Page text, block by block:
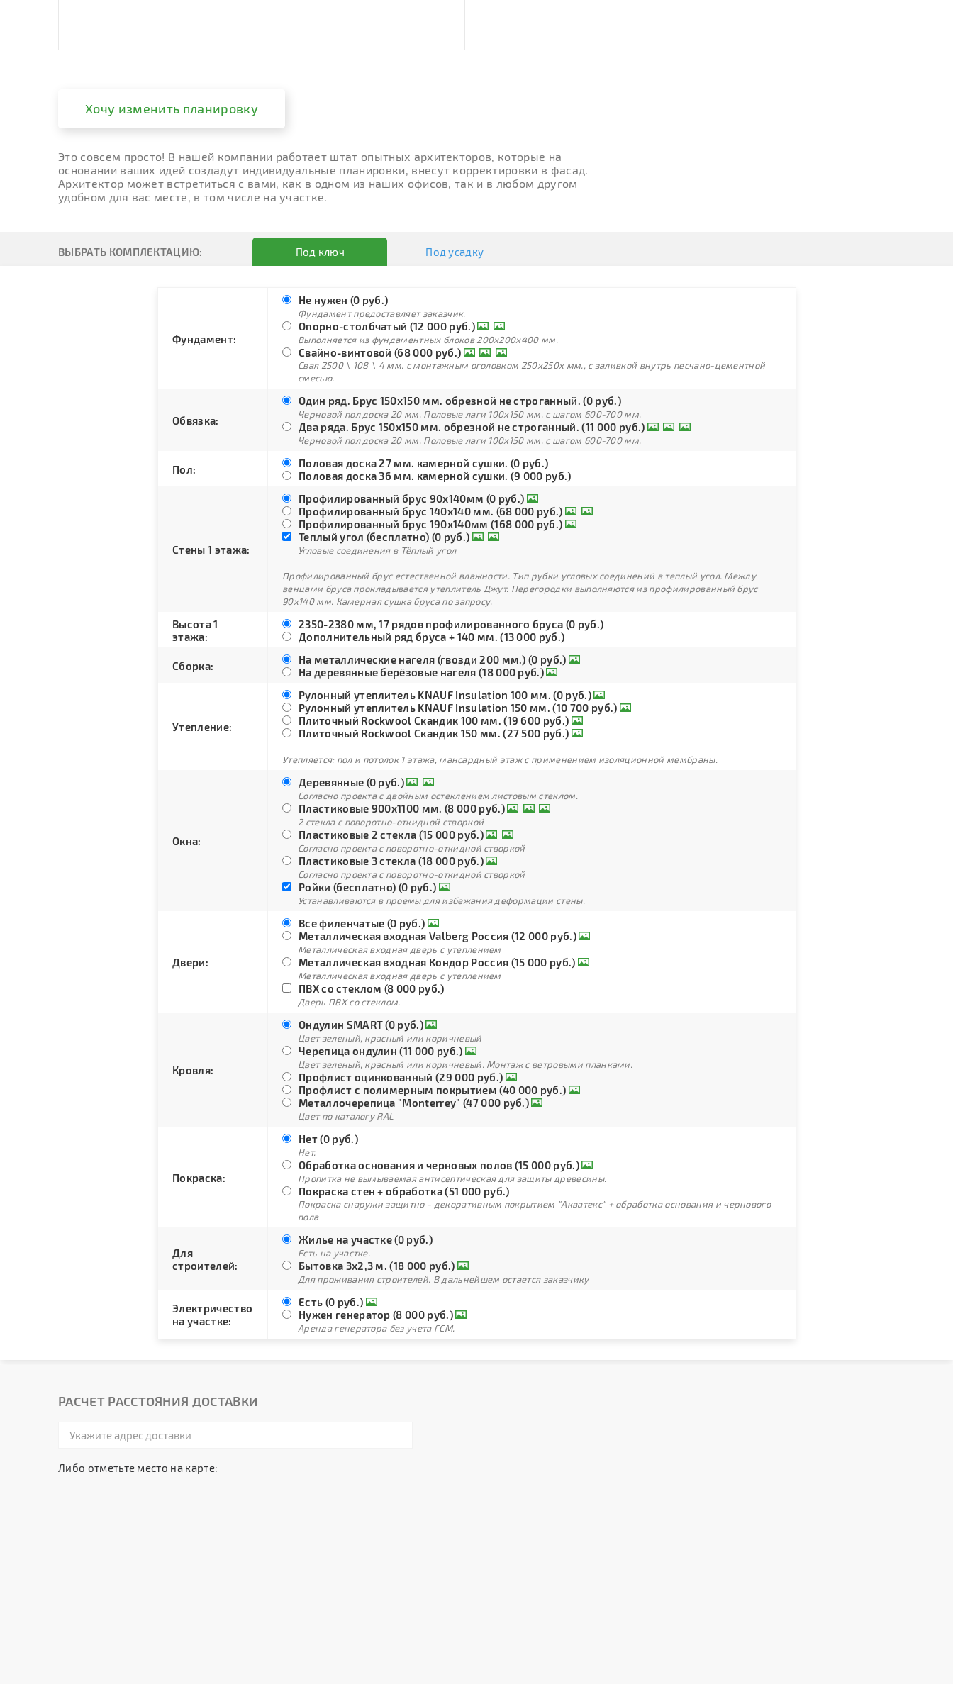
Хочу изменить планировку
Это совсем просто! В нашей компании работает штат опытных архитекторов, которые на
основании ваших идей создадут индивидуальные планировки, внесут корректировки в фасад.
Архитектор может встретиться с вами, как в одном из наших офисов, так и в любом другом
удобном для вас месте, в том числе на участке.
ВЫБРАТЬ КОМПЛЕКТАЦИЮ: Под ключ Под усадку
Фундамент:
Не нужен (0 руб.)
Фундамент предоставляет заказчик.
Опорно-столбчатый (12 000 руб.)
Выполняется из фундаментных блоков 200х200х400 мм.
Свайно-винтовой (68 000 руб.)
Свая 2500 \ 108 \ 4 мм. с монтажным оголовком 250х250х мм., с заливкой внутрь песчано-цементной
смесью.
Обвязка:
Один ряд. Брус 150х150 мм. обрезной не строганный. (0 руб.)
Черновой пол доска 20 мм. Половые лаги 100х150 мм. с шагом 600-700 мм.
Два ряда. Брус 150х150 мм. обрезной не строганный. (11 000 руб.)
Черновой пол доска 20 мм. Половые лаги 100х150 мм. с шагом 600-700 мм.
Пол:
Половая доска 27 мм. камерной сушки. (0 руб.)
Половая доска 36 мм. камерной сушки. (9 000 руб.)
Стены 1 этажа:
Профилированный брус 90х140мм (0 руб.)
Профилированный брус 140х140 мм. (68 000 руб.)
Профилированный брус 190х140мм (168 000 руб.)
Теплый угол (бесплатно) (0 руб.)
Угловые соединения в Тёплый угол
Профилированный брус естественной влажности. Тип рубки угловых соединений в теплый угол. Между
венцами бруса прокладывается утеплитель Джут. Перегородки выполняются из профилированный брус
90х140 мм. Камерная сушка бруса по запросу.
Высота 1
этажа:
2350-2380 мм, 17 рядов профилированного бруса (0 руб.)
Дополнительный ряд бруса + 140 мм. (13 000 руб.)
Сборка:
На металлические нагеля (гвозди 200 мм.) (0 руб.)
На деревянные берёзовые нагеля (18 000 руб.)
Утепление:
Рулонный утеплитель KNAUF Insulation 100 мм. (0 руб.)
Рулонный утеплитель KNAUF Insulation 150 мм. (10 700 руб.)
Плиточный Rockwool Скандик 100 мм. (19 600 руб.)
Плиточный Rockwool Скандик 150 мм. (27 500 руб.)
Утепляется: пол и потолок 1 этажа, мансардный этаж с применением изоляционной мембраны.
Окна:
Деревянные (0 руб.)
Согласно проекта с двойным остеклением листовым стеклом.
Пластиковые 900х1100 мм. (8 000 руб.)
2 стекла с поворотно-откидной створкой
Пластиковые 2 стекла (15 000 руб.)
Согласно проекта с поворотно-откидной створкой
Пластиковые 3 стекла (18 000 руб.)
Согласно проекта с поворотно-откидной створкой
Ройки (бесплатно) (0 руб.)
Устанавливаются в проемы для избежания деформации стены.
Двери:
Все филенчатые (0 руб.)
Металлическая входная Valberg Россия (12 000 руб.)
Металлическая входная дверь с утеплением
Металлическая входная Кондор Россия (15 000 руб.)
Металлическая входная дверь с утеплением
ПВХ со стеклом (8 000 руб.)
Дверь ПВХ со стеклом.
Кровля:
Ондулин SMART (0 руб.)
Цвет зеленый, красный или коричневый
Черепица ондулин (11 000 руб.)
Цвет зеленый, красный или коричневый. Монтаж с ветровыми планками.
Профлист оцинкованный (29 000 руб.)
Профлист с полимерным покрытием (40 000 руб.)
Металлочерепица "Monterrey" (47 000 руб.)
Цвет по каталогу RAL
Покраска:
Нет (0 руб.)
Нет.
Обработка основания и черновых полов (15 000 руб.)
Пропитка не вымываемая антисептическая для защиты древесины.
Покраска стен + обработка (51 000 руб.)
Покраска снаружи защитно - декоративным покрытием "Акватекс" + обработка основания и чернового
пола
Для
строителей:
Жилье на участке (0 руб.)
Есть на участке.
Бытовка 3х2,3 м. (18 000 руб.)
Для проживания строителей. В дальнейшем остается заказчику
Электричество
на участке:
Есть (0 руб.)
Нужен генератор (8 000 руб.)
Аренда генератора без учета ГСМ.
РАСЧЕТ РАССТОЯНИЯ ДОСТАВКИ
Либо отметьте место на карте: